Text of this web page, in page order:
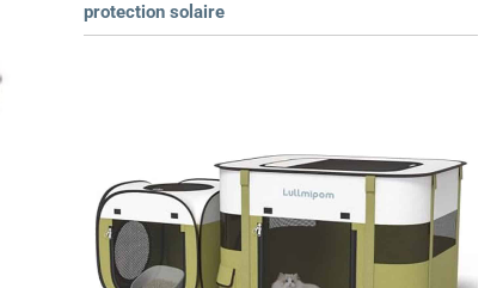
protection solaire